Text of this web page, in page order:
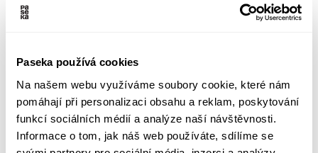
Paseka používá cookies
Na našem webu využíváme soubory cookie, které nám
pomáhají při personalizaci obsahu a reklam, poskytování
funkcí sociálních médií a analýze naší návštěvnosti.
Informace o tom, jak náš web používáte, sdílíme se
ještě dlouho po otočení poslední strany.
velké nakladatelství, zaměřené na knížky pro
poklidný život, plný práce i rodinné rutiny, se
změní, když si založí facebookový účet.
Ozvou se mu totiž nejen kamarádi z dětství,